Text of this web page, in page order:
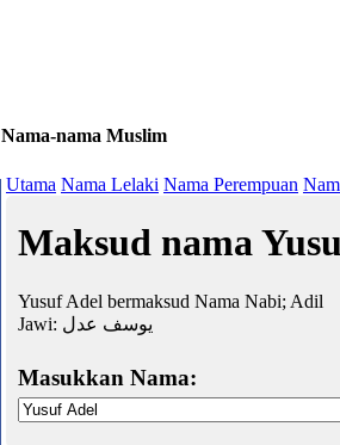
Nama-nama Muslim
Utama Nama Lelaki Nama Perempuan
Maksud nama
Yusuf Adel bermaksud Nama Nabi; Adil
Jawi: يوسف عدل
Masukkan Nama: